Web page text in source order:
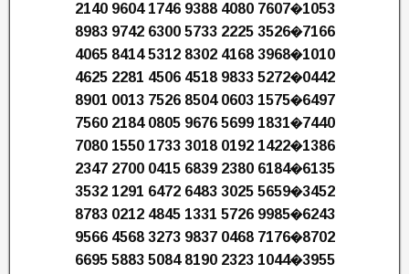
2140 9604 1746 9388 4080 7607�1053
8983 9742 6300 5733 2225 3526�7166
4065 8414 5312 8302 4168 3968�1010
4625 2281 4506 4518 9833 5272�0442
8901 0013 7526 8504 0603 1575�6497
7560 2184 0805 9676 5699 1831�7440
7080 1550 1733 3018 0192 1422�1386
2347 2700 0415 6839 2380 6184�6135
3532 1291 6472 6483 3025 5659�3452
8783 0212 4845 1331 5726 9985�6243
9566 4568 3273 9837 0468 7176�8702
6695 5883 5084 8190 2323 1044�3955